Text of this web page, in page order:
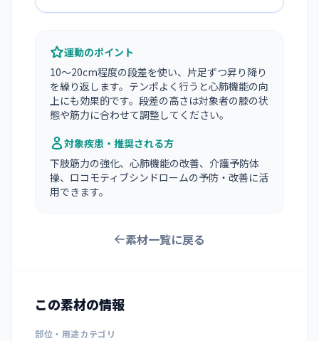
運動のポイント
10〜20cm程度の段差を使い、片足ずつ昇り降り
を繰り返します。テンポよく行うと心肺機能の向
上にも効果的です。段差の高さは対象者の膝の状
態や筋力に合わせて調整してください。
対象疾患・推奨される方
下肢筋力の強化、心肺機能の改善、介護予防体
操、ロコモティブシンドロームの予防・改善に活
用できます。
素材一覧に戻る
この素材の情報
部位・用途カテゴリ